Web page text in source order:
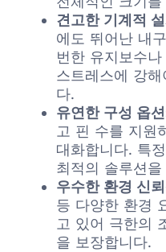
견고한 기계적
에도 뛰어난 내
번한 유지보수
스트레스에 강
다.
유연한 구성 옵
고 핀 수를 지원
대화합니다. 특
최적의 솔루션
우수한 환경 신
등 다양한 환경
고 있어 극한의
을 보장합니다.